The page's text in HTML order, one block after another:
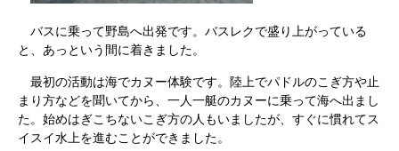
バスに乗って野島へ出発です。バスレクで盛り上がっている
と、あっという間に着きました。
最初の活動は海でカヌー体験です。陸上でパドルのこぎ方や止
まり方などを聞いてから、一人一艇のカヌーに乗って海へ出まし
た。始めはぎこちないこぎ方の人もいましたが、すぐに慣れてス
イスイ水上を進むことができました。